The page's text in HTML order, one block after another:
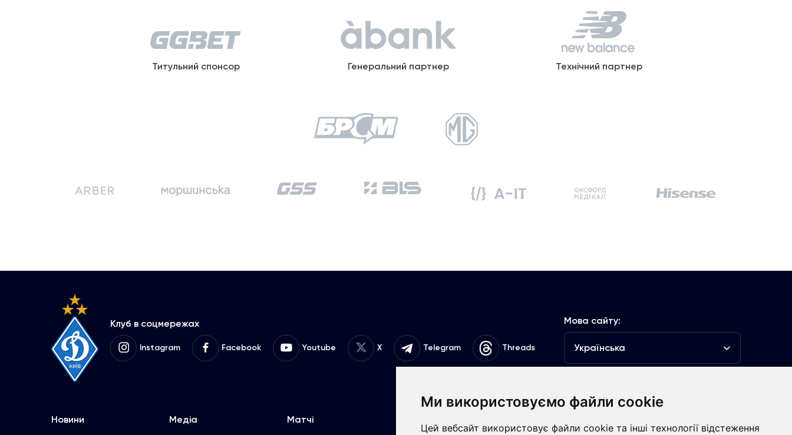
Ми використовуємо файли cookie
Цей вебсайт використовує файли cookie та інші технології відстеження
Титульний спонсор Генеральний партнер Технічний партнер
Клуб в соцмережах
Instagram Facebook Youtube X Telegram Threads
Мова сайту:
Українська
Новини
Медіа
Матчі